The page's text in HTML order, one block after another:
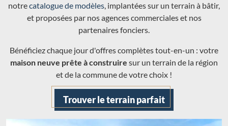
notrecatalogue de modèles, implantées sur un terrain à bâtir,
et proposées par nos agences commerciales et nos
partenaires fonciers.
Bénéficiez chaque jour d'offres complètes tout-en-un : votre
maison neuve prête à construire sur un terrain de la région
et de la commune de votre choix !
Trouver le terrain parfait